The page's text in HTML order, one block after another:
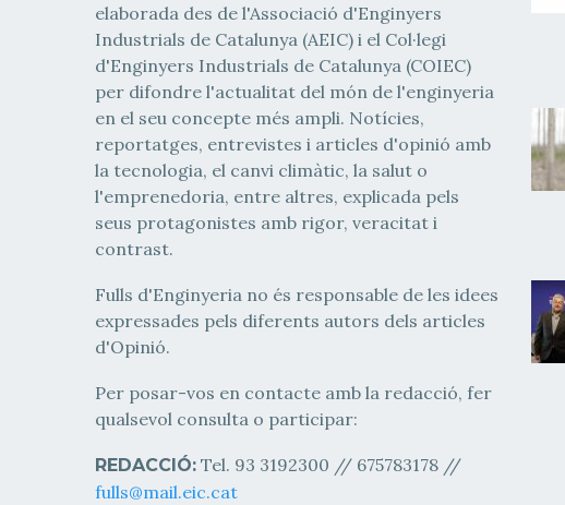
elaborada des de l'Associació d'Enginyers
Industrials de Catalunya (AEIC) i el Col·legi
d'Enginyers Industrials de Catalunya (COIEC)
per difondre l'actualitat del món de l'enginyeria
en el seu concepte més ampli. Notícies,
reportatges, entrevistes i articles d'opinió amb
la tecnologia, el canvi climàtic, la salut o
l'emprenedoria, entre altres, explicada pels
seus protagonistes amb rigor, veracitat i
contrast.
Fulls d'Enginyeria no és responsable de les idees
expressades pels diferents autors dels articles
d'Opinió.
Per posar-vos en contacte amb la redacció, fer
qualsevol consulta o participar:
REDACCIÓ: Tel. 93 3192300 // 675783178 //
fulls@mail.eic.cat